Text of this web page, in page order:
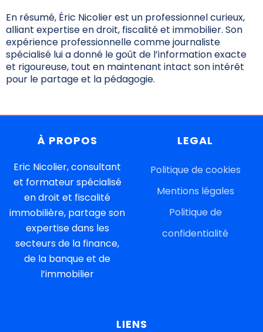
En résumé, Éric Nicolier est un professionnel curieux,
alliant expertise en droit, fiscalité et immobilier. Son
expérience professionnelle comme journaliste
spécialisé lui a donné le goût de l’information exacte
et rigoureuse, tout en maintenant intact son intérêt
pour le partage et la pédagogie.
À PROPOS
Eric Nicolier, consultant
et formateur spécialisé
en droit et fiscalité
immobilière, partage son
expertise dans les
secteurs de la finance,
de la banque et de
l’immobilier
LEGAL
Politique de cookies
Mentions légales
Politique de
confidentialité
LIENS